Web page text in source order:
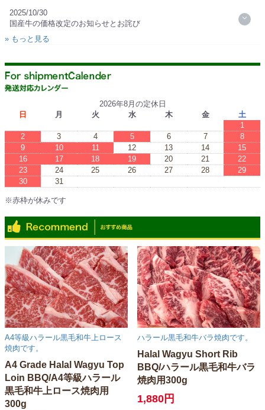
2025/10/30
国産牛の価格改定のお知らせとお詫び
» もっと見る
2026年8月の定休日
日
月 火 水 木 金
土
1
2
3 4 5 6 7
8
9
10 11 12 13 14
15
16
17 18 19 20 21
22
23
24 25 26 27 28
29
30
31
※赤枠が休みです
A4等級ハラール黒毛和牛上ロース
焼肉です。
A4 Grade Halal Wagyu Top
Loin BBQ/A4等級ハラール
黒毛和牛上ロース焼肉用
300g
ハラール黒毛和牛バラ焼肉です。
Halal Wagyu Short Rib
BBQ/ハラール黒毛和牛バラ
焼肉用300g
1,880円